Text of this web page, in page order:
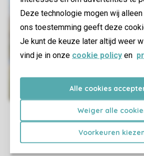
Deze technologie mogen wij
ons toestemming geeft deze
Je kunt de keuze later altijd weer
vind je in onze cookie policy en
Alle cookies
Weiger alle
Voorkeuren